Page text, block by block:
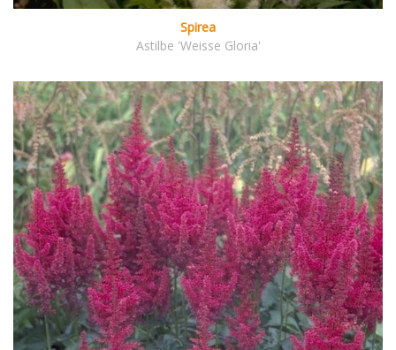
Spirea
Astilbe 'Weisse Gloria'